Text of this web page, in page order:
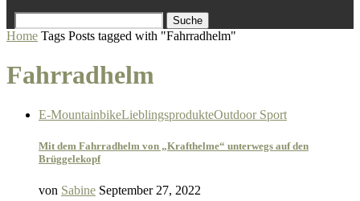
Suche
Home Tags Posts tagged with "Fahrradhelm"
Fahrradhelm
E-MountainbikeLieblingsprodukteOutdoor Sport
Mit dem Fahrradhelm von „Krafthelme“ unterwegs auf den
Brüggelekopf
von Sabine September 27, 2022